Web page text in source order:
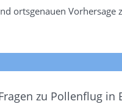
ortsgenauen
zu Pollenflug in